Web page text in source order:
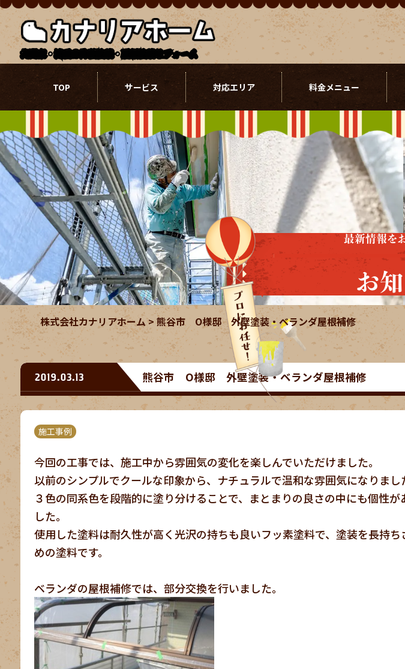
北関東・埼玉の外壁塗装・屋根塗装リフォーム
TOP サービス 対応エリア 料金メニュー
最新情報を
お
株式会社カナリアホーム>熊谷市 O様邸 外壁塗装・ベランダ屋根補修
2019.03.13 熊谷市 O様邸 外壁塗装・ベランダ屋根補修
施工事例
今回の工事では、施工中から雰囲気の変化を楽しんでいただけました。
以前のシンプルでクールな印象から、ナチュラルで温和な雰囲気になりま
３色の同系色を段階的に塗り分けることで、まとまりの良さの中にも個性
した。
使用した塗料は耐久性が高く光沢の持ちも良いフッ素塗料で、塗装を長持
めの塗料です。
ベランダの屋根補修では、部分交換を行いました。